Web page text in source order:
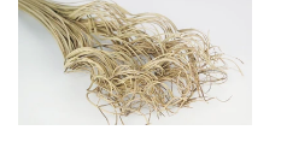
excl.)